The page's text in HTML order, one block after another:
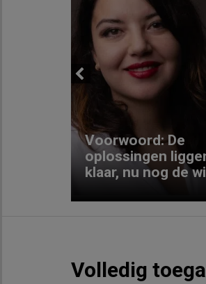
Previous
Voorwoord: De
oplossingen
klaar, nu nog de
Volledig